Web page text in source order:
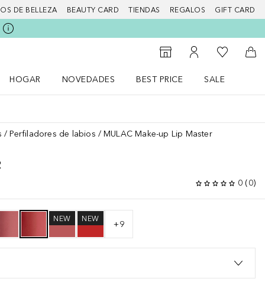
DE BELLEZA BEAUTY CARD TIENDAS REGALOS GIFT CARD
Al Storefinder
Mi cuenta
Mi lista de
A
HOGAR
NOVEDADES
BEST PRICE
SALE
Perfiladores de labios MULAC Make-up Lip Master
0 (0)
NEW NEW
+9